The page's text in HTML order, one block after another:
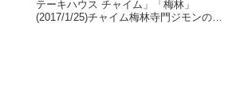
テーキハウス チャイム」「梅林」
(2017/1/25)チャイム梅林寺門ジモンの肉